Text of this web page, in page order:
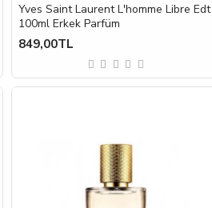
Yves Saint Laurent L'homme Libre Edt
100ml Erkek Parfüm
849,00TL